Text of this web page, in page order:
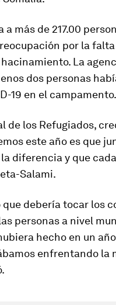
a más de 217.00
por la
La
dos personas
19 en el campamento.
de los Refugiados,
este año es que
diferencia y que
Salami.
que debería tocar los
personas a nivel
hecho en un
enfrentando la